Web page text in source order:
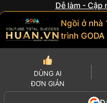
Dễ làm - Cập
Ngồi ở nhà
trình
DÙNG AI
ĐƠN GIẢN